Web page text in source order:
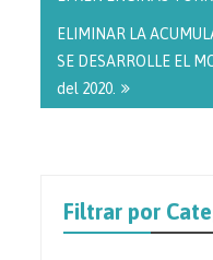
ELIMINAR LA
SE DESARROLLE EL
del 2020.
Filtrar por